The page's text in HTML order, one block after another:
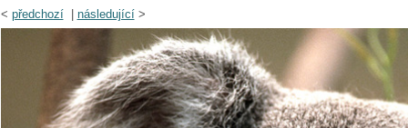
< předchozí| následující>